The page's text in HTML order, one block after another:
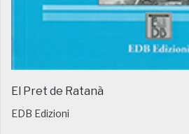
El Pret de Ratanà
EDB Edizioni